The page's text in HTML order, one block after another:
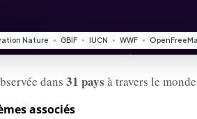
dans 31 pays à travers le
associés